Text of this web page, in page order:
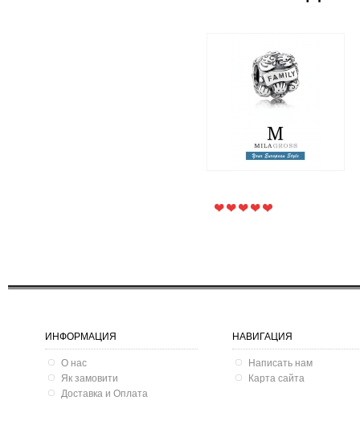
Шарм бусина "Family"
(ювелирный сплав люкс
качество)
600 грн. 280 грн.
ИНФОРМАЦИЯ
О нас
Як замовити
Доставка и Оплата
НАВИГАЦИЯ
Написать нам
Карта сайта